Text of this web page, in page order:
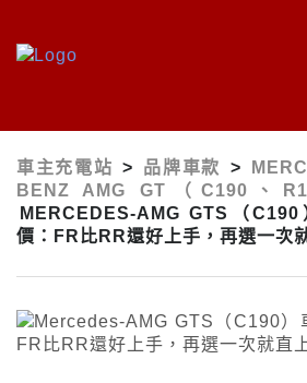
車主充電站 > 品牌車款 >
BENZ AMG GT（C190、
MERCEDES-AMG GTS（
價：FR比RR還好上手，再選一次